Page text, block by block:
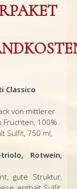
Classico
von mittlerer
100%
Sulfit, 750 ml,
Rotwein,
gute Struktur,